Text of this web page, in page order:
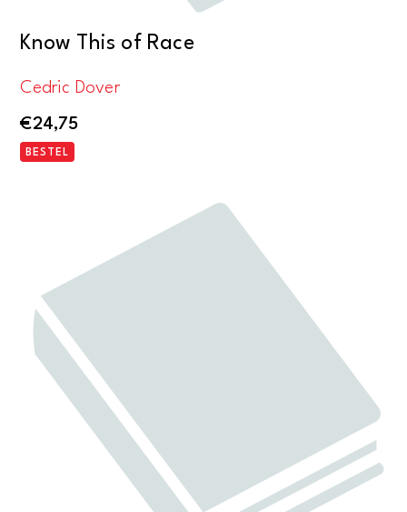
Know This of Race
Cedric Dover
€24,75
BESTEL